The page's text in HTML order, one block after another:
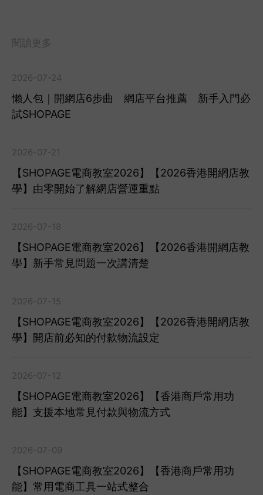
閱讀更多
2026-07-24
懶人包｜開網店6步曲 網店平台推薦 新手入門必
試SHOPAGE
2026-07-21
【SHOPAGE電商教室2026】【2026香港開網店教
學】由零開始了解網店營運重點
2026-07-18
【SHOPAGE電商教室2026】【2026香港開網店教
學】新手常見問題一次講清楚
2026-07-15
【SHOPAGE電商教室2026】【2026香港開網店教
學】開店前必知的付款物流設定
2026-07-12
【SHOPAGE電商教室2026】【香港商戶常用功
能】支援本地常見付款與物流方式
2026-07-09
【SHOPAGE電商教室2026】【香港商戶常用功
能】常用電商工具一站式整合